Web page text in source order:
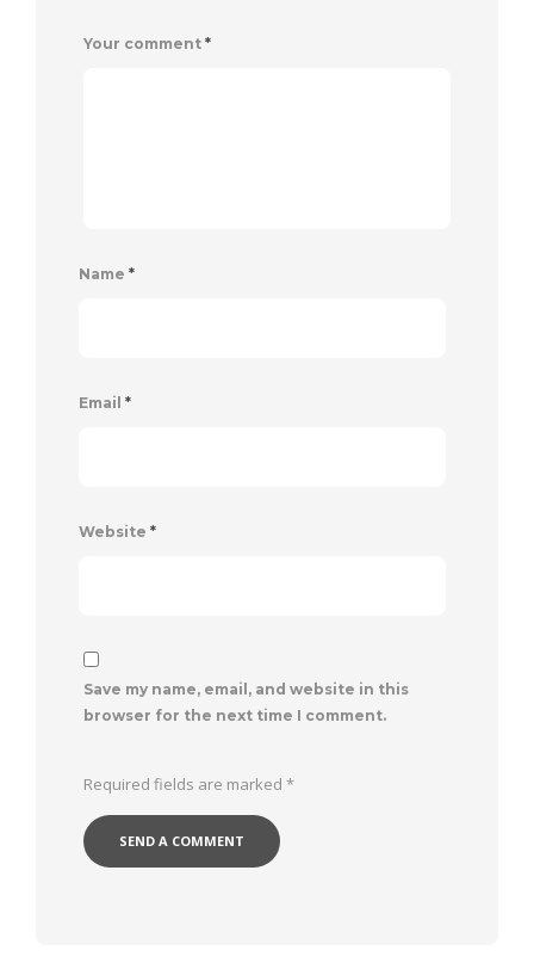
Your comment *
Name *
Email *
Website *
Save my name, email, and website in this
browser for the next time I comment.
Required fields are marked *